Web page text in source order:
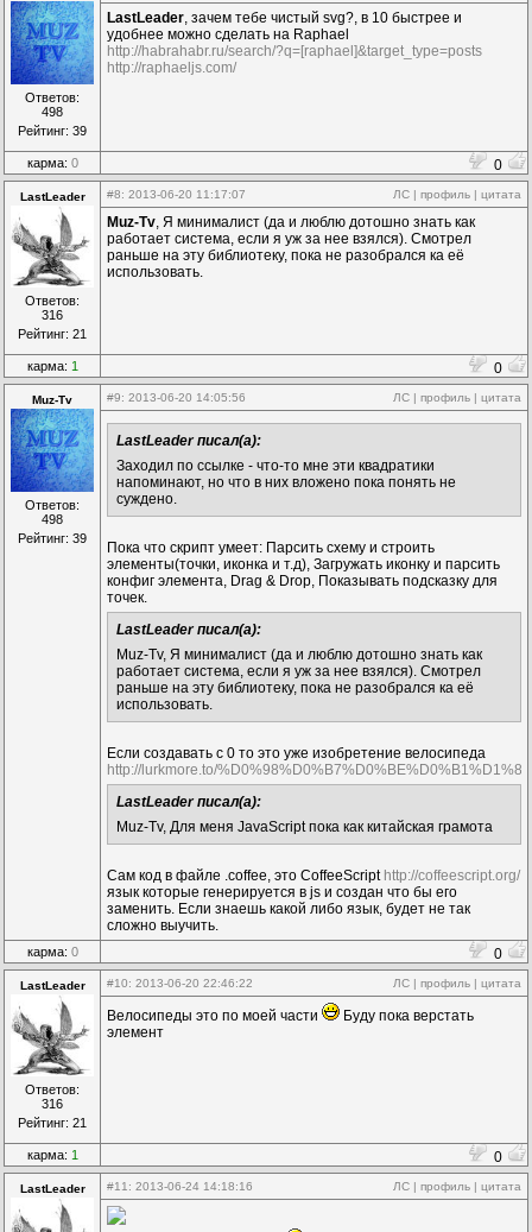
Ответов:
498
Рейтинг: 39
LastLeader, зачем тебе чистый svg?, в 10 быстрее и
удобнее можно сделать на Raphael
http://habrahabr.ru/search/?q=[raphael]&target_type=posts
http://raphaeljs.com/
карма: 0 0
LastLeader
Ответов:
316
Рейтинг: 21
#8: 2013-06-20 11:17:07 ЛС | профиль | цитата
Muz-Tv, Я минималист (да и люблю дотошно знать как
работает система, если я уж за нее взялся). Смотрел
раньше на эту библиотеку, пока не разобрался ка её
использовать.
карма: 1 0
Muz-Tv
Ответов:
498
Рейтинг: 39
#9: 2013-06-20 14:05:56 ЛС | профиль | цитата
LastLeader писал(а):
Заходил по ссылке - что-то мне эти квадратики
напоминают, но что в них вложено пока понять не
суждено.
Пока что скрипт умеет: Парсить схему и строить
элементы(точки, иконка и т.д), Загружать иконку и парсить
конфиг элемента, Drag & Drop, Показывать подсказку для
точек.
LastLeader писал(а):
Muz-Tv, Я минималист (да и люблю дотошно знать как
работает система, если я уж за нее взялся). Смотрел
раньше на эту библиотеку, пока не разобрался ка её
использовать.
Если создавать с 0 то это уже изобретение велосипеда
http://lurkmore.to/
LastLeader писал(а):
Muz-Tv, Для меня JavaScript пока как китайская грамота
Сам код в файле .coffee, это CoffeeScript http://coffeescript.org/
язык которые генерируется в js и создан что бы его
заменить. Если знаешь какой либо язык, будет не так
сложно выучить.
карма: 0 0
LastLeader
Ответов:
316
Рейтинг: 21
#10: 2013-06-20 22:46:22 ЛС | профиль | цитата
Велосипеды это по моей части
Буду пока верстать
элемент
карма: 1 0
LastLeader #11 : 2013-06-24 14:18:16 ЛС | профиль | цитата